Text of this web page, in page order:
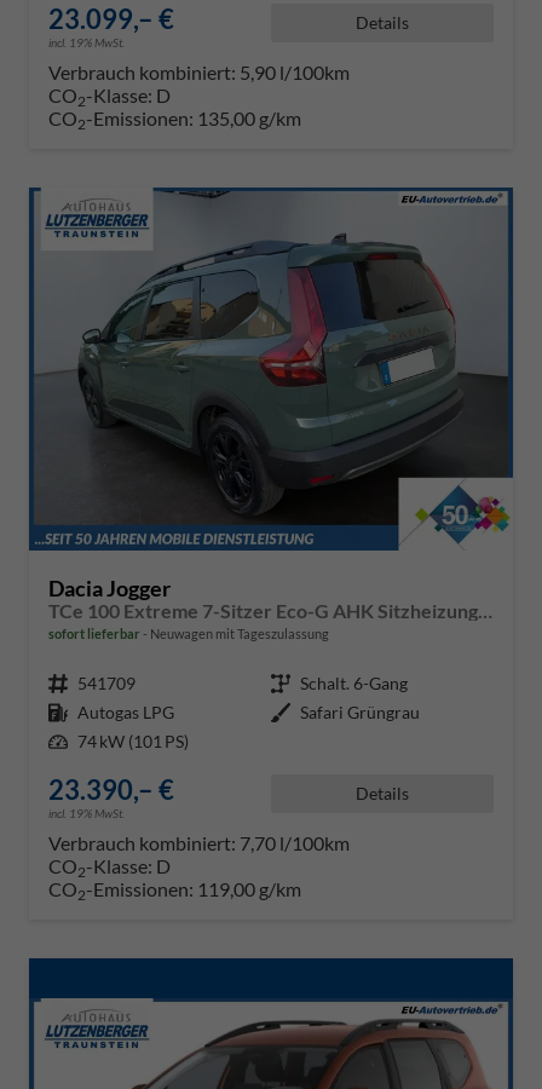
23.099,– €
incl. 19% MwSt.
Details
Verbrauch kombiniert: 5,90 l/100km
CO2-Klasse: D
CO2-Emissionen: 135,00 g/km
Dacia Jogger
sofort lieferbar Neuwagen mit Tageszulassung
Fahrzeugnr. 541709 Getriebe Schalt. 6-Gang
Kraftstoff Autogas LPG Außenfarbe Safari Grüngrau
Leistung 74 kW (101 PS)
23.390,– €
incl. 19% MwSt.
Details
Verbrauch kombiniert: 7,70 l/100km
CO2-Klasse: D
CO2-Emissionen: 119,00 g/km